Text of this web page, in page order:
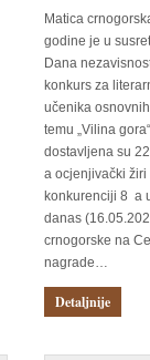
Matica
godine je u
Dana
konkurs za
učenika
temu „Vilina
dostavljena su
a ocjenjivački
konkurenciji 8 a
danas
crnogorske na
nagrade…
Detaljnije